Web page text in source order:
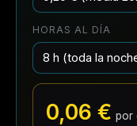
HORAS AL DÍA
0,06 € por